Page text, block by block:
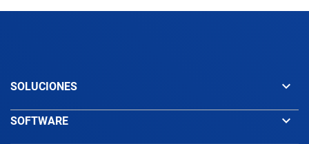
SOLUCIONES keyboard_arrow_down
SOFTWARE keyboard_arrow_down